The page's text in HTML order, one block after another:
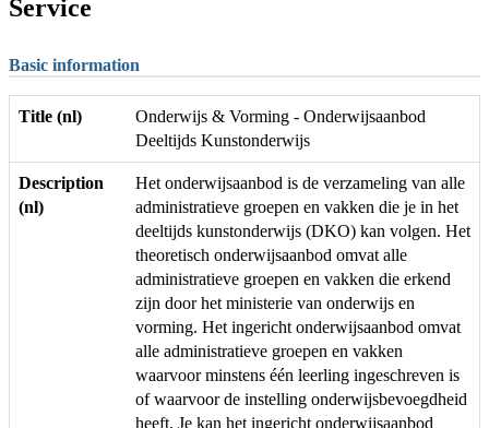
Service
Basic information
Title (nl)
Onderwijs & Vorming - Onderwijsaanbod
Deeltijds Kunstonderwijs
Description
(nl)
Het onderwijsaanbod is de verzameling van alle
administratieve groepen en vakken die je in het
deeltijds kunstonderwijs (DKO) kan volgen. Het
theoretisch onderwijsaanbod omvat alle
administratieve groepen en vakken die erkend
zijn door het ministerie van onderwijs en
vorming. Het ingericht onderwijsaanbod omvat
alle administratieve groepen en vakken
waarvoor minstens één leerling ingeschreven is
of waarvoor de instelling onderwijsbevoegdheid
heeft. Je kan het ingericht onderwijsaanbod